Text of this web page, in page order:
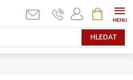
HLEDAT
NÁKUPNÍ
KOŠÍK